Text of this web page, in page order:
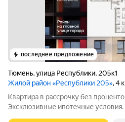
последнее предложение
Тюмень,улица Республики, 205к1
Жилой район «Республики 205», 4
Квартира в рассрочку без
Эксклюзивные ипотечные